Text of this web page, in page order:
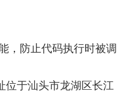
，防止代码执行时被调
位于汕头市龙湖区长江